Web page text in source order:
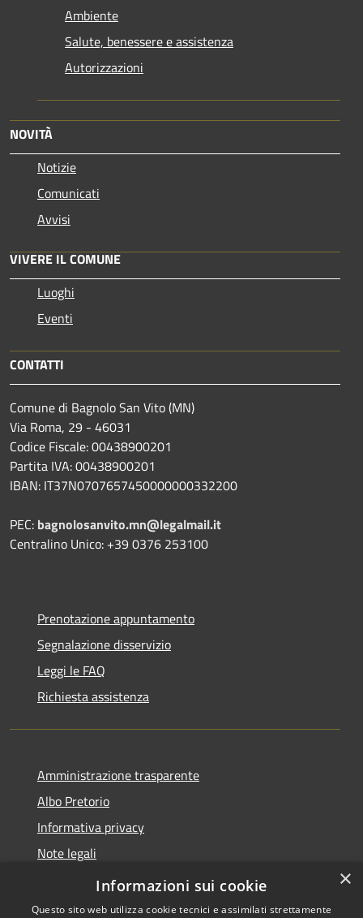
Ambiente
Salute, benessere e assistenza
Autorizzazioni
NOVITÀ
Notizie
Comunicati
Avvisi
VIVERE IL COMUNE
Luoghi
Eventi
CONTATTI
Comune di Bagnolo San Vito (MN)
Via Roma, 29 - 46031
Codice Fiscale: 00438900201
Partita IVA: 00438900201
IBAN: IT37N0707657450000000332200
PEC: bagnolosanvito.mn@legalmail.it
Centralino Unico: +39 0376 253100
Prenotazione appuntamento
Segnalazione disservizio
Leggi le FAQ
Richiesta assistenza
Amministrazione trasparente
Albo Pretorio
Informativa privacy
Note legali
Dichiarazione di accessibilità
×
Informazioni sui cookie
Questo sito web utilizza cookie tecnici e assimilati strettamente